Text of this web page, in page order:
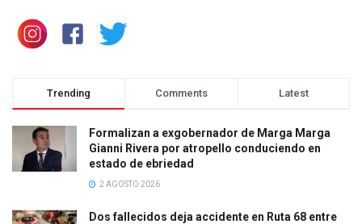
Trending Comments Latest
Formalizan a exgobernador de Marga Marga
Gianni Rivera por atropello conduciendo en
estado de ebriedad
2 AGOSTO 2026
Dos fallecidos deja accidente en Ruta 68 entre